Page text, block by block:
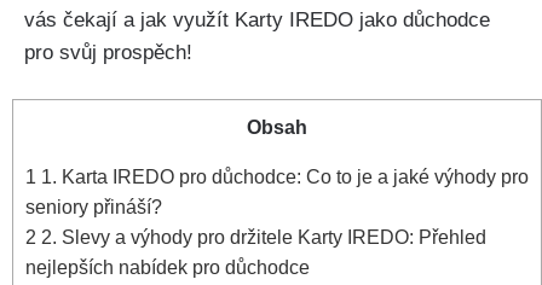
vás čekají a jak využít Karty IREDO jako důchodce
pro svůj prospěch!
Obsah
1 1. Karta IREDO pro důchodce: Co to je a jaké výhody pro
seniory přináší?
2 2. Slevy a výhody pro držitele Karty IREDO: Přehled
nejlepších nabídek pro důchodce